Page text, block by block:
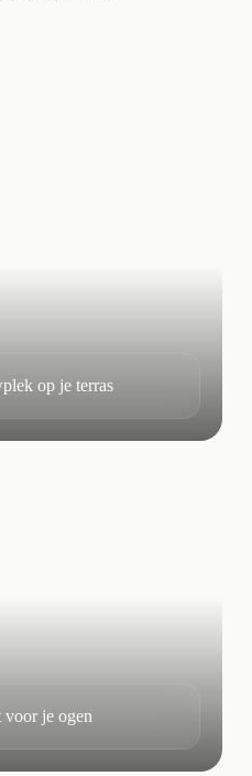
op je terras
voor je ogen